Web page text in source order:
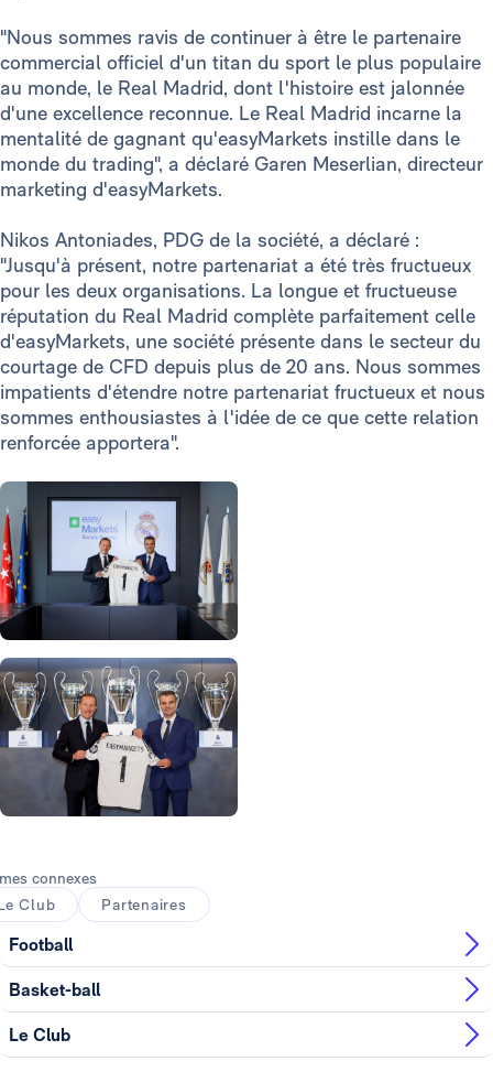
"Nous sommes ravis de continuer à être le partenaire
commercial officiel d'un titan du sport le plus populaire
au monde, le Real Madrid, dont l'histoire est jalonnée
d'une excellence reconnue. Le Real Madrid incarne la
mentalité de gagnant qu'easyMarkets instille dans le
monde du trading", a déclaré Garen Meserlian, directeur
marketing d'easyMarkets.
Nikos Antoniades, PDG de la société, a déclaré :
"Jusqu'à présent, notre partenariat a été très fructueux
pour les deux organisations. La longue et fructueuse
réputation du Real Madrid complète parfaitement celle
d'easyMarkets, une société présente dans le secteur du
courtage de CFD depuis plus de 20 ans. Nous sommes
impatients d'étendre notre partenariat fructueux et nous
sommes enthousiastes à l'idée de ce que cette relation
renforcée apportera".
connexes
Club
Partenaires
Football
Basket-ball
Le Club